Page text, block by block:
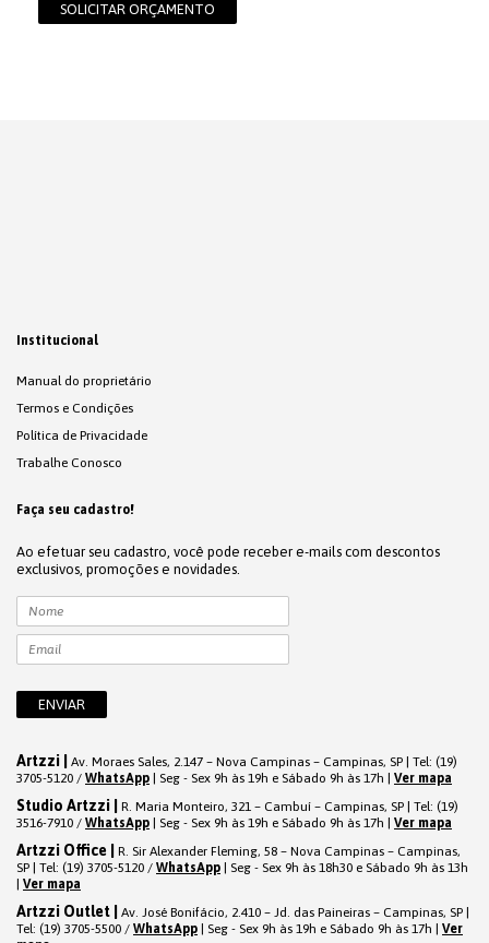
SOLICITAR ORÇAMENTO
Institucional
Manual do proprietário
Termos e Condições
Política de Privacidade
Trabalhe Conosco
Faça seu cadastro!
Ao efetuar seu cadastro, você pode receber e-mails com descontos
exclusivos, promoções e novidades.
Artzzi | Av. Moraes Sales, 2.147 – Nova Campinas – Campinas, SP | Tel: (19)
3705-5120 / WhatsApp | Seg - Sex 9h às 19h e Sábado 9h às 17h | Ver mapa
Studio Artzzi | R. Maria Monteiro, 321 – Cambuí – Campinas, SP | Tel: (19)
3516-7910 / WhatsApp | Seg - Sex 9h às 19h e Sábado 9h às 17h | Ver mapa
Artzzi Office | R. Sir Alexander Fleming, 58 – Nova Campinas – Campinas,
SP | Tel: (19) 3705-5120 / WhatsApp | Seg - Sex 9h às 18h30 e Sábado 9h às 13h
Ver mapa
Artzzi Outlet | Av. José Bonifácio, 2.410 – Jd. das Paineiras – Campinas, SP |
Tel: (19) 3705-5500 / WhatsApp | Seg - Sex 9h às 19h e Sábado 9h às 17h | Ver